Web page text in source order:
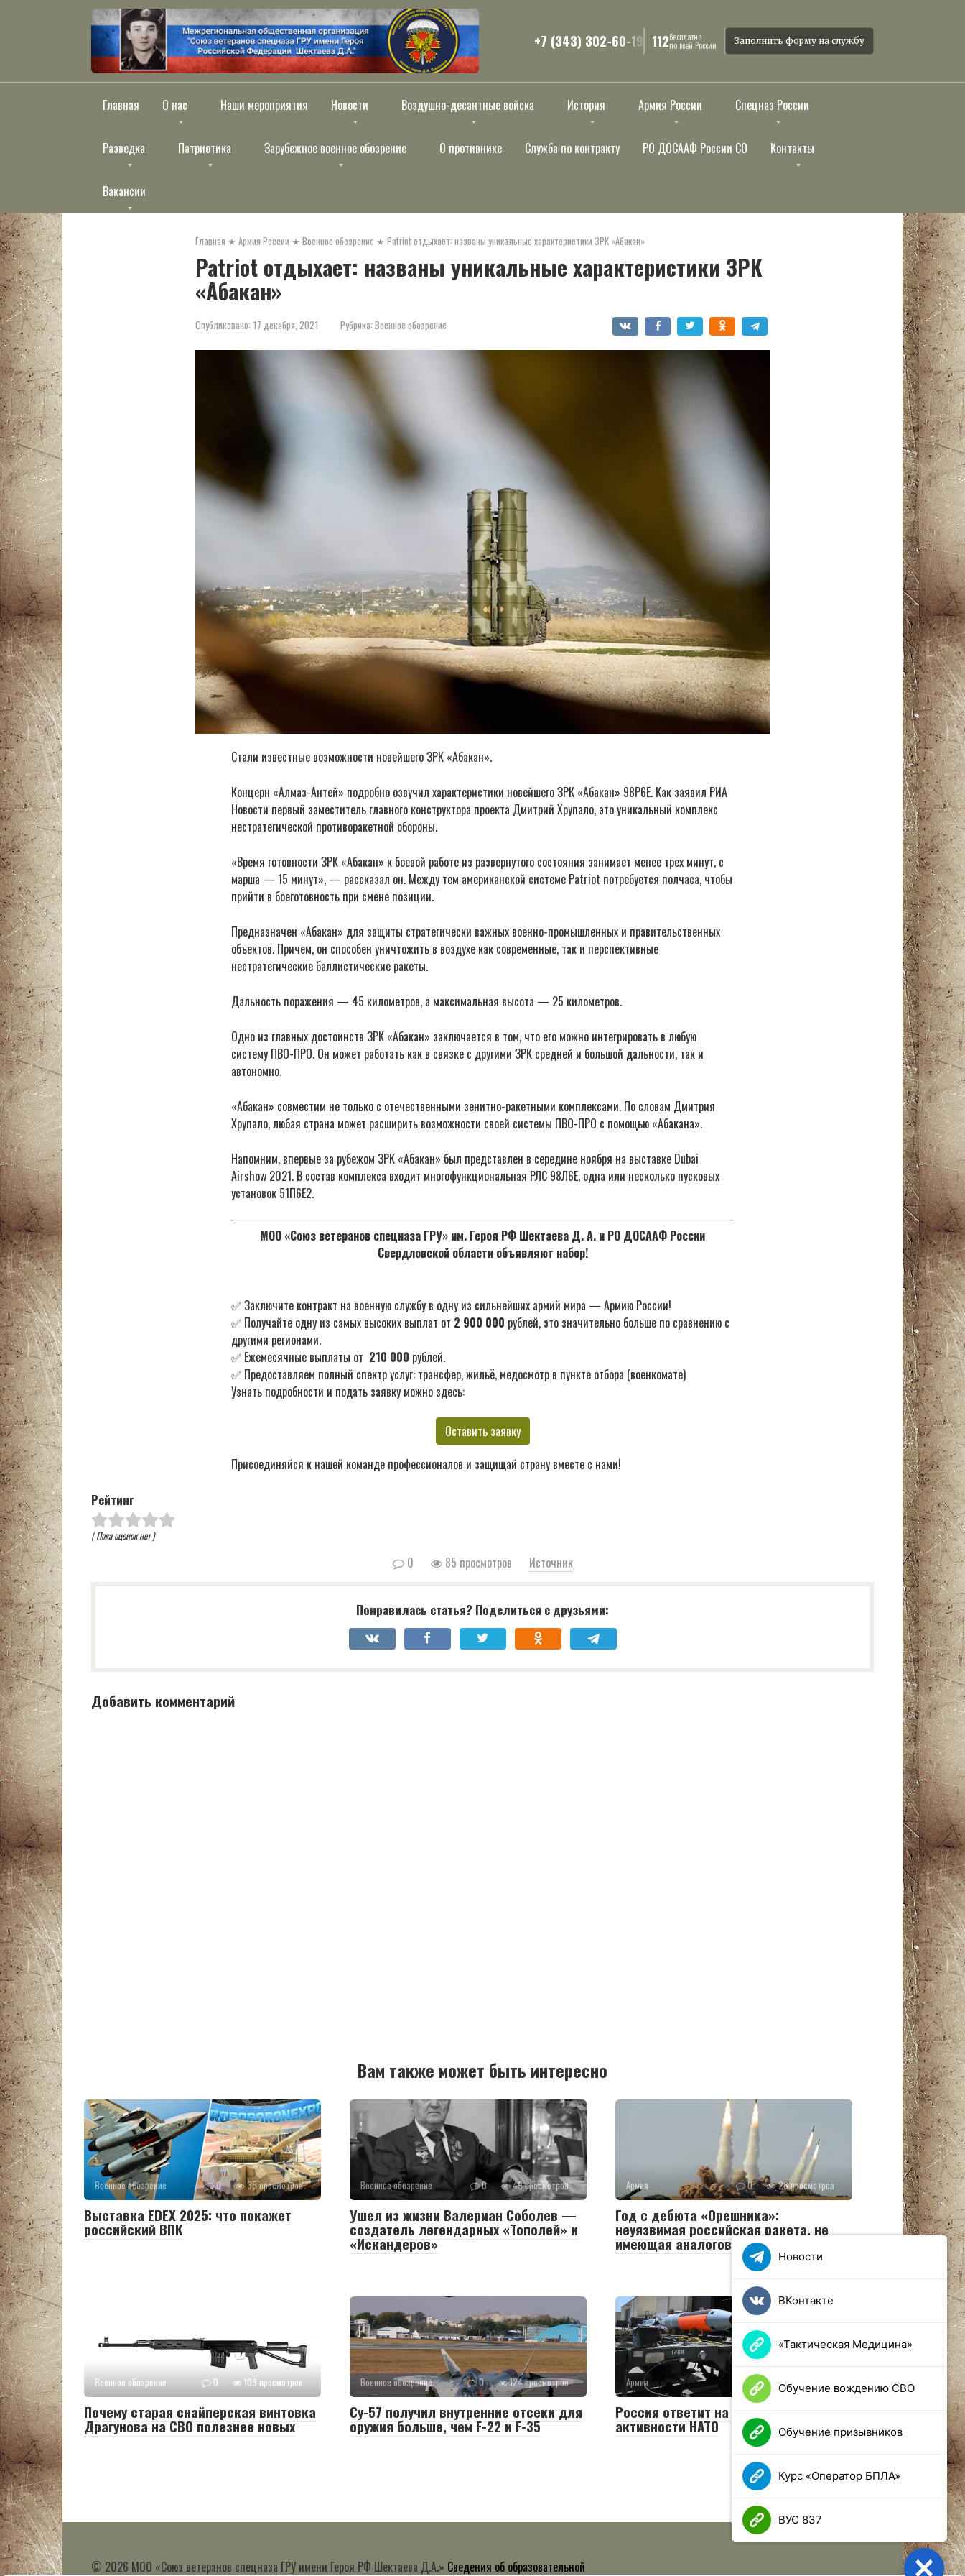
+7 (343) 302-60-19 112бесплатно
по всей России Заполнить форму на службу
Главная О нас Наши мероприятия Новости Воздушно-десантные войска История Армия России Спецназ России
Разведка Патриотика Зарубежное военное обозрение О противнике Служба по контракту РО ДОСААФ России СО Контакты
Вакансии
Главная ★ Армия России ★ Военное обозрение ★ Patriot отдыхает: названы уникальные характеристики ЗРК «Абакан»
Patriot отдыхает: названы уникальные характеристики ЗРК
«Абакан»
Опубликовано: 17 декабря, 2021 Рубрика: Военное обозрение
Стали известные возможности новейшего ЗРК «Абакан».
Концерн «Алмаз-Антей» подробно озвучил характеристики новейшего ЗРК «Абакан» 98Р6Е. Как заявил РИА
Новости первый заместитель главного конструктора проекта Дмитрий Хрупало, это уникальный комплекс
нестратегической противоракетной обороны.
«Время готовности ЗРК «Абакан» к боевой работе из развернутого состояния занимает менее трех минут, с
марша — 15 минут», — рассказал он. Между тем американской системе Patriot потребуется полчаса, чтобы
прийти в боеготовность при смене позиции.
Предназначен «Абакан» для защиты стратегически важных военно-промышленных и правительственных
объектов. Причем, он способен уничтожить в воздухе как современные, так и перспективные
нестратегические баллистические ракеты.
Дальность поражения — 45 километров, а максимальная высота — 25 километров.
Одно из главных достоинств ЗРК «Абакан» заключается в том, что его можно интегрировать в любую
систему ПВО-ПРО. Он может работать как в связке с другими ЗРК средней и большой дальности, так и
автономно.
«Абакан» совместим не только с отечественными зенитно-ракетными комплексами. По словам Дмитрия
Хрупало, любая страна может расширить возможности своей системы ПВО-ПРО с помощью «Абакана».
Напомним, впервые за рубежом ЗРК «Абакан» был представлен в середине ноября на выставке Dubai
Airshow 2021. В состав комплекса входит многофункциональная РЛС 98Л6Е, одна или несколько пусковых
установок 51П6Е2.
МОО «Союз ветеранов спецназа ГРУ» им. Героя РФ Шектаева Д. А. и РО ДОСААФ России
Свердловской области объявляют набор!
✅ Заключите контракт на военную службу в одну из сильнейших армий мира — Армию России!
✅ Получайте одну из самых высоких выплат от 2 900 000 рублей, это значительно больше по сравнению с
другими регионами.
✅ Ежемесячные выплаты от 210 000 рублей.
✅ Предоставляем полный спектр услуг: трансфер, жильё, медосмотр в пункте отбора (военкомате)
Узнать подробности и подать заявку можно здесь:
Оставить заявку
Присоединяйся к нашей команде профессионалов и защищай страну вместе с нами!
Рейтинг
( Пока оценок нет )
0 85 просмотров Источник
Понравилась статья? Поделиться с друзьями:
Добавить комментарий
Вам также может быть интересно
Военное обозрение 0 35 просмотров
Выставка EDEX 2025: что покажет
российский ВПК
Военное обозрение 0 49 просмотров
Ушел из жизни Валериан Соболев —
создатель легендарных «Тополей» и
«Искандеров»
Армия 0 28 просмотров
Год с дебюта «Орешника»:
неуязвимая российская ракета, не
имеющая аналогов
Военное обозрение 0 109 просмотров
Почему старая снайперская винтовка
Драгунова на СВО полезнее новых
Военное обозрение 0 124 просмотров
Су-57 получил внутренние отсеки для
оружия больше, чем F-22 и F-35
Армия 0 90 просмотров
Россия ответит на усиление ядерной
активности НАТО
© 2026 МОО «Союз ветеранов спецназа ГРУ имени Героя РФ Шектаева Д.А.» Сведения об образовательной
Новости
ВКонтакте
«Тактическая Медицина»
Обучение вождению СВО
Обучение призывников
Курс «Оператор БПЛА»
ВУС 837
Close